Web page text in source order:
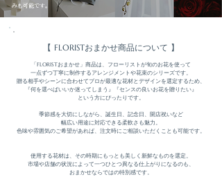
みも可能です。
【 FLORISTおまかせ商品について 】
「FLORISTおまかせ」商品は、フローリストが旬のお花を使って
一点ずつ丁寧に制作するアレンジメントや花束のシリーズです。
贈る相手やシーンに合わせてプロが最適な花材とデザインを選定するため、
『何を選べばいいか迷ってしまう』『センスの良いお花を贈りたい』
という方にぴったりです。
季節感を大切にしながら、誕生日、記念日、開店祝いなど
幅広い用途に対応できる柔軟さも魅力。
色味や雰囲気のご希望があれば、注文時にご相談いただくことも可能です。
使用する花材は、その時期にもっとも美しく新鮮なものを選定。
市場や店舗の状況によって一つひとつ異なる仕上がりになるのも、
おまかせならではの特別感です。